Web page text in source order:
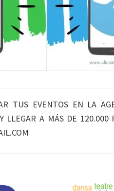
TUS EVENTOS EN LA
LLEGAR A MÁS DE 120.000